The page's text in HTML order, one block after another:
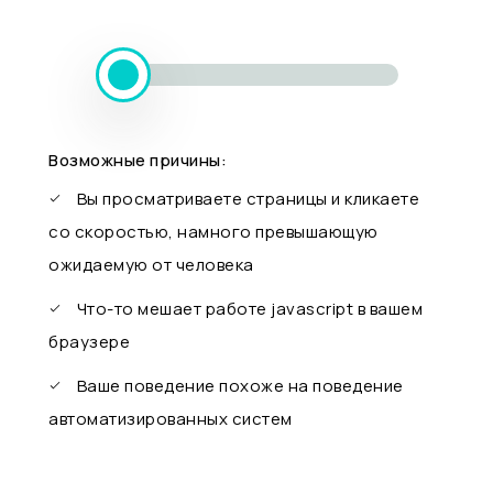
Возможные причины:
Вы просматриваете страницы и кликаете
со скоростью, намного превышающую
ожидаемую от человека
Что-то мешает работе javascript в вашем
браузере
Ваше поведение похоже на поведение
автоматизированных систем